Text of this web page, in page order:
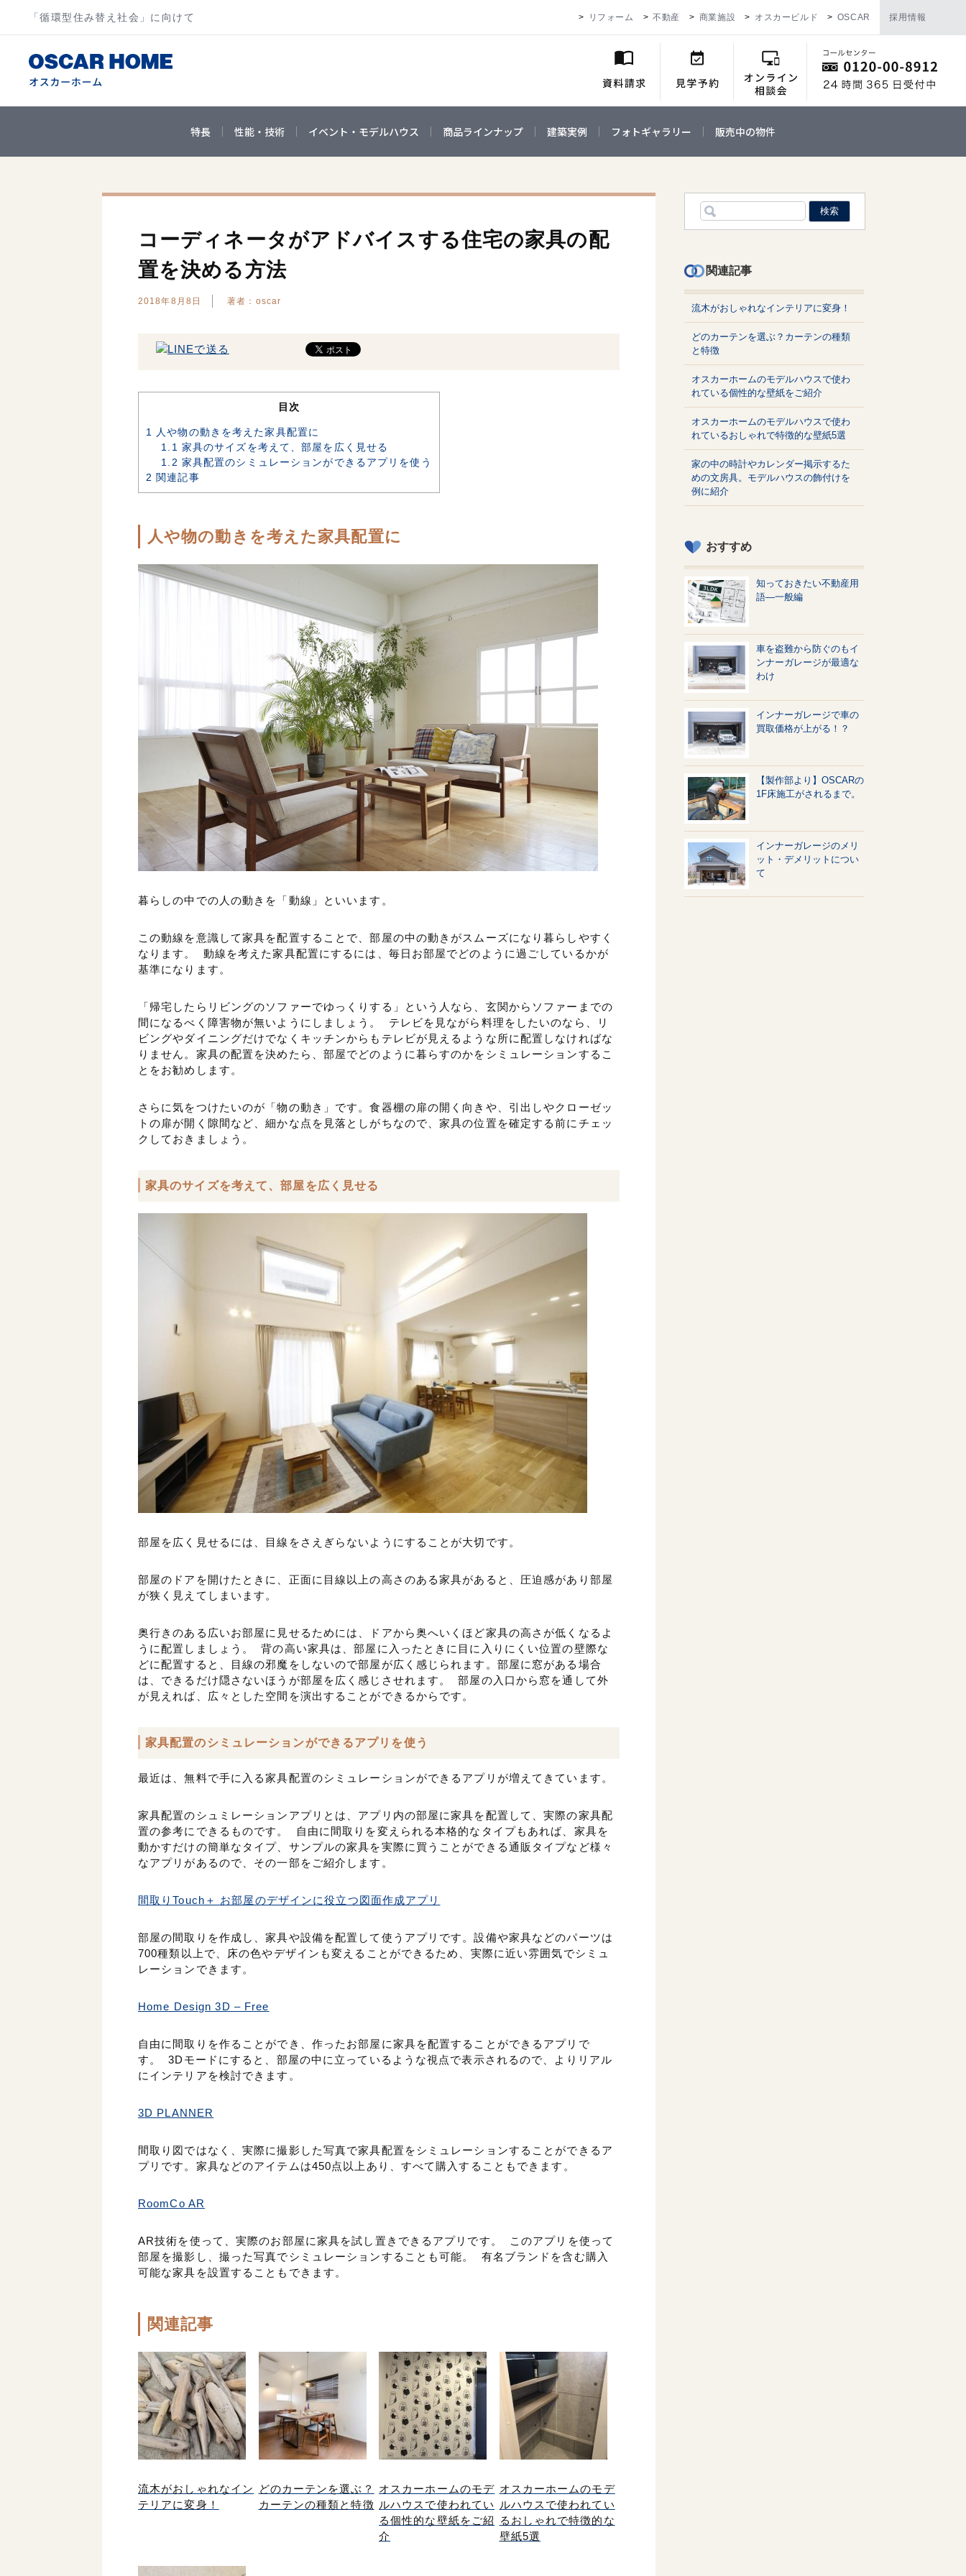
「循環型住み替え社会」に向けて リフォーム 不動産 商業施設 オスカービルド OSCAR 採用情報
特長 性能・技術 イベント・モデルハウス 商品ラインナップ 建築実例 フォトギャラリー 販売中の物件
コーディネータがアドバイスする住宅の家具の配
置を決める方法
2018年8月8日 著者：oscar
目次
1 人や物の動きを考えた家具配置に
1.1 家具のサイズを考えて、部屋を広く見せる
1.2 家具配置のシミュレーションができるアプリを使う
2 関連記事
人や物の動きを考えた家具配置に
暮らしの中での人の動きを「動線」といいます。
この動線を意識して家具を配置することで、部屋の中の動きがスムーズになり暮らしやすく
なります。 動線を考えた家具配置にするには、毎日お部屋でどのように過ごしているかが
基準になります。
「帰宅したらリビングのソファーでゆっくりする」という人なら、玄関からソファーまでの
間になるべく障害物が無いようにしましょう。 テレビを見ながら料理をしたいのなら、リ
ビングやダイニングだけでなくキッチンからもテレビが見えるような所に配置しなければな
りません。家具の配置を決めたら、部屋でどのように暮らすのかをシミュレーションするこ
とをお勧めします。
さらに気をつけたいのが「物の動き」です。食器棚の扉の開く向きや、引出しやクローゼッ
トの扉が開く隙間など、細かな点を見落としがちなので、家具の位置を確定する前にチェッ
クしておきましょう。
家具のサイズを考えて、部屋を広く見せる
部屋を広く見せるには、目線をさえぎらないようにすることが大切です。
部屋のドアを開けたときに、正面に目線以上の高さのある家具があると、圧迫感があり部屋
が狭く見えてしまいます。
奥行きのある広いお部屋に見せるためには、ドアから奥へいくほど家具の高さが低くなるよ
うに配置しましょう。 背の高い家具は、部屋に入ったときに目に入りにくい位置の壁際な
どに配置すると、目線の邪魔をしないので部屋が広く感じられます。部屋に窓がある場合
は、できるだけ隠さないほうが部屋を広く感じさせれます。 部屋の入口から窓を通して外
が見えれば、広々とした空間を演出することができるからです。
家具配置のシミュレーションができるアプリを使う
最近は、無料で手に入る家具配置のシミュレーションができるアプリが増えてきています。
家具配置のシュミレーションアプリとは、アプリ内の部屋に家具を配置して、実際の家具配
置の参考にできるものです。 自由に間取りを変えられる本格的なタイプもあれば、家具を
動かすだけの簡単なタイプ、サンプルの家具を実際に買うことができる通販タイプなど様々
なアプリがあるので、その一部をご紹介します。
間取りTouch＋ お部屋のデザインに役立つ図面作成アプリ
部屋の間取りを作成し、家具や設備を配置して使うアプリです。設備や家具などのパーツは
700種類以上で、床の色やデザインも変えることができるため、実際に近い雰囲気でシミュ
レーションできます。
Home Design 3D – Free
自由に間取りを作ることができ、作ったお部屋に家具を配置することができるアプリで
す。 3Dモードにすると、部屋の中に立っているような視点で表示されるので、よりリアル
にインテリアを検討できます。
3D PLANNER
間取り図ではなく、実際に撮影した写真で家具配置をシミュレーションすることができるア
プリです。家具などのアイテムは450点以上あり、すべて購入することもできます。
RoomCo AR
AR技術を使って、実際のお部屋に家具を試し置きできるアプリです。 このアプリを使って
部屋を撮影し、撮った写真でシミュレーションすることも可能。 有名ブランドを含む購入
可能な家具を設置することもできます。
関連記事
流木がおしゃれなイン
テリアに変身！
どのカーテンを選ぶ？
カーテンの種類と特徴
オスカーホームのモデ
ルハウスで使われてい
る個性的な壁紙をご紹
介
オスカーホームのモデ
ルハウスで使われてい
るおしゃれで特徴的な
壁紙5選
関連記事
流木がおしゃれなインテリアに変身！
どのカーテンを選ぶ？カーテンの種類
と特徴
オスカーホームのモデルハウスで使わ
れている個性的な壁紙をご紹介
オスカーホームのモデルハウスで使わ
れているおしゃれで特徴的な壁紙5選
家の中の時計やカレンダー掲示するた
めの文房具。モデルハウスの飾付けを
例に紹介
おすすめ
知っておきたい不動産用
語—一般編
車を盗難から防ぐのもイ
ンナーガレージが最適な
わけ
インナーガレージで車の
買取価格が上がる！？
【製作部より】OSCARの
1F床施工がされるまで。
インナーガレージのメリ
ット・デメリットについ
て